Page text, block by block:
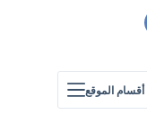
أقسام الموقع